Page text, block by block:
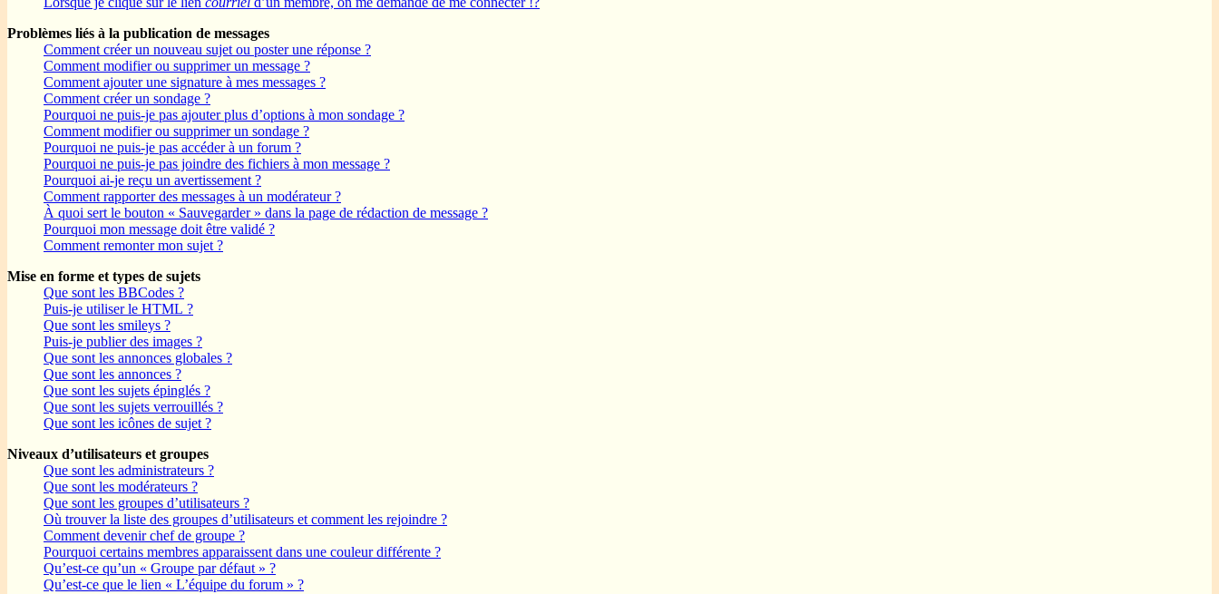
Problèmes liés à la publication de messages
Comment créer un nouveau sujet ou poster une réponse ?
Comment modifier ou supprimer un message ?
Comment ajouter une signature à mes messages ?
Comment créer un sondage ?
Pourquoi ne puis-je pas ajouter plus d’options à mon sondage ?
Comment modifier ou supprimer un sondage ?
Pourquoi ne puis-je pas accéder à un forum ?
Pourquoi ne puis-je pas joindre des fichiers à mon message ?
Pourquoi ai-je reçu un avertissement ?
Comment rapporter des messages à un modérateur ?
À quoi sert le bouton « Sauvegarder » dans la page de rédaction de message ?
Pourquoi mon message doit être validé ?
Comment remonter mon sujet ?
Mise en forme et types de sujets
Que sont les BBCodes ?
Puis-je utiliser le HTML ?
Que sont les smileys ?
Puis-je publier des images ?
Que sont les annonces globales ?
Que sont les annonces ?
Que sont les sujets épinglés ?
Que sont les sujets verrouillés ?
Que sont les icônes de sujet ?
Niveaux d’utilisateurs et groupes
Que sont les administrateurs ?
Que sont les modérateurs ?
Que sont les groupes d’utilisateurs ?
Où trouver la liste des groupes d’utilisateurs et comment les rejoindre ?
Comment devenir chef de groupe ?
Pourquoi certains membres apparaissent dans une couleur différente ?
Qu’est-ce qu’un « Groupe par défaut » ?
Qu’est-ce que le lien « L’équipe du forum » ?